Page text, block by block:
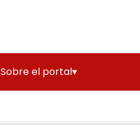
Sobre el portal▾